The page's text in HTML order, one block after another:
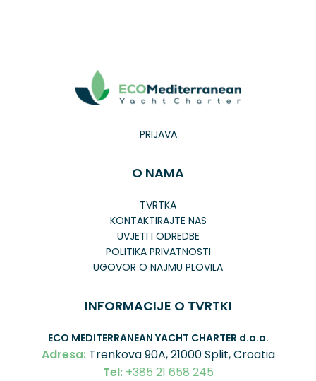
PRIJAVA
O NAMA
TVRTKA
KONTAKTIRAJTE NAS
UVJETI I ODREDBE
POLITIKA PRIVATNOSTI
UGOVOR O NAJMU PLOVILA
INFORMACIJE O TVRTKI
ECO MEDITERRANEAN YACHT CHARTER d.o.o.
Adresa:Trenkova 90A, 21000 Split, Croatia
Tel:+385 21 658 245